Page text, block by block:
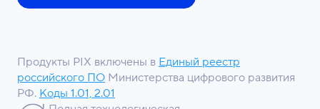
Продукты PIX включены в Единый реестр
российского ПО Министерства цифрового развития
РФ. Коды 1.01, 2.01